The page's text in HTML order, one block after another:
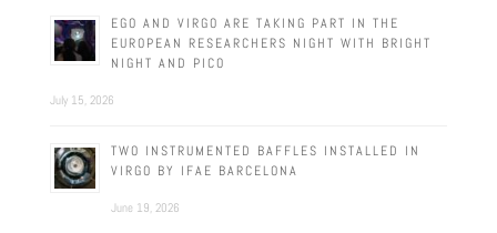
EGO AND VIRGO ARE TAKING PART IN THE
EUROPEAN RESEARCHERS NIGHT WITH BRIGHT
NIGHT AND PICO
July 15, 2026
TWO INSTRUMENTED BAFFLES INSTALLED IN
VIRGO BY IFAE BARCELONA
June 19, 2026